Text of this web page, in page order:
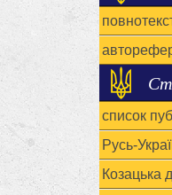
список
Русь-
Козацька